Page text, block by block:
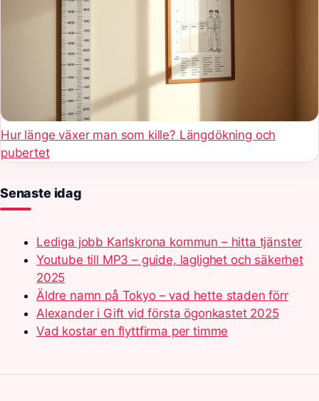
Hur länge växer man som kille? Längdökning och
pubertet
Senaste idag
Lediga jobb Karlskrona kommun – hitta tjänster
Youtube till MP3 – guide, laglighet och säkerhet
2025
Äldre namn på Tokyo – vad hette staden förr
Alexander i Gift vid första ögonkastet 2025
Vad kostar en flyttfirma per timme